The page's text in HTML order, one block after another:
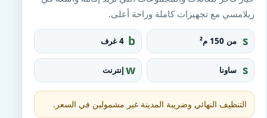
زيلامسي مع تجهيزات كاملة وراحة أعلى.
s
q
u
a
r
e_
fo
من 150 م² b
e
d
4 غرف
s
a
u
n
ساونا w
ifi
إنترنت
التنظيف النهائي وضريبة المدينة غير مشمولين في السعر.